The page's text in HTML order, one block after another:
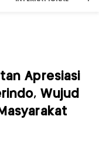
Apresiasi
Wujud